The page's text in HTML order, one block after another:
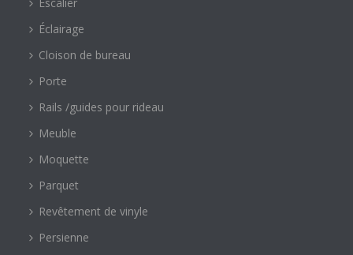
Éclairage
Cloison de bureau
Porte
Rails /guides pour rideau
Meuble
Moquette
Parquet
Revêtement de vinyle
Persienne